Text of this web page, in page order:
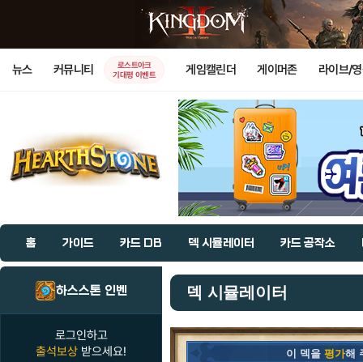
뉴스 커뮤니티
로스트아크
기대평 이벤트
게임캘린더 게이머존 라이브/
홈 가이드 카드 DB 덱 시뮬레이터 카드 공작소
하스스톤 인벤
로그인하고
출석보상 받으세요!
덱 시뮬레이터
이 덱을 평가해